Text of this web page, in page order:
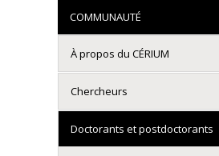
COMMUNAUTÉ
À propos du CÉRIUM
Chercheurs
Doctorants et postdoctorants